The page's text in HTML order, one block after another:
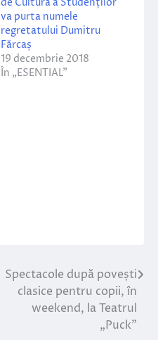
va purta numele
regretatului Dumitru
Fărcaș
19 decembrie 2018
În „ESENTIAL”
Spectacole după povești
clasice pentru copii, în
weekend, la Teatrul
„Puck”